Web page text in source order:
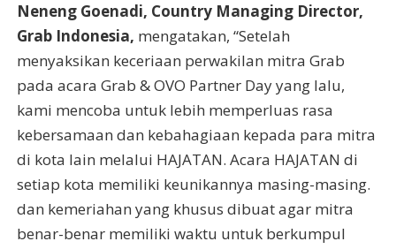
Neneng Goenadi, Country Managing Director,
Grab Indonesia, mengatakan, “Setelah
menyaksikan keceriaan perwakilan mitra Grab
pada acara Grab & OVO Partner Day yang lalu,
kami mencoba untuk lebih memperluas rasa
kebersamaan dan kebahagiaan kepada para mitra
di kota lain melalui HAJATAN. ​​Acara HAJATAN di
setiap kota memiliki keunikannya masing-masing.
dan kemeriahan yang khusus dibuat agar mitra
benar-benar memiliki waktu untuk berkumpul